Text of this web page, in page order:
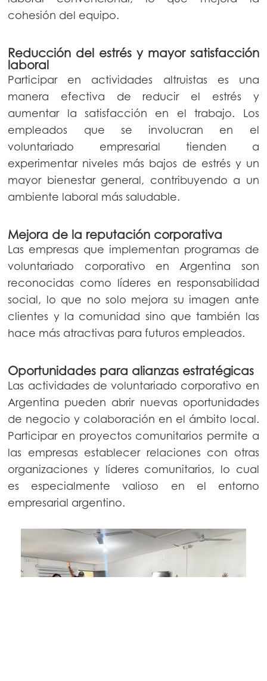
cohesión del equipo.
Reducción del estrés y mayor satisfacción
laboral
Participar en actividades altruistas es una
manera efectiva de reducir el estrés y
aumentar la satisfacción en el trabajo. Los
empleados que se involucran en el
voluntariado empresarial tienden a
experimentar niveles más bajos de estrés y un
mayor bienestar general, contribuyendo a un
ambiente laboral más saludable.
Mejora de la reputación corporativa
Las empresas que implementan programas de
voluntariado corporativo en Argentina son
reconocidas como líderes en responsabilidad
social, lo que no solo mejora su imagen ante
clientes y la comunidad sino que también las
hace más atractivas para futuros empleados.
Oportunidades para alianzas estratégicas
Las actividades de voluntariado corporativo en
Argentina pueden abrir nuevas oportunidades
de negocio y colaboración en el ámbito local.
Participar en proyectos comunitarios permite a
las empresas establecer relaciones con otras
organizaciones y líderes comunitarios, lo cual
es especialmente valioso en el entorno
empresarial argentino.